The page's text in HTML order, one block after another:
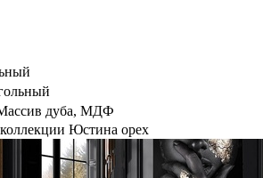
дуба, МДФ
Юстина орех